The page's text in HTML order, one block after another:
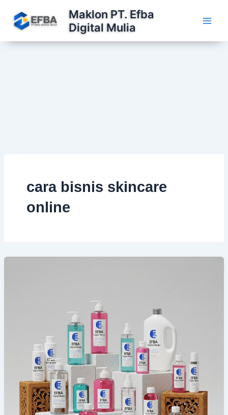
konten
Maklon PT. Efba
Digital Mulia
cara bisnis skincare
online